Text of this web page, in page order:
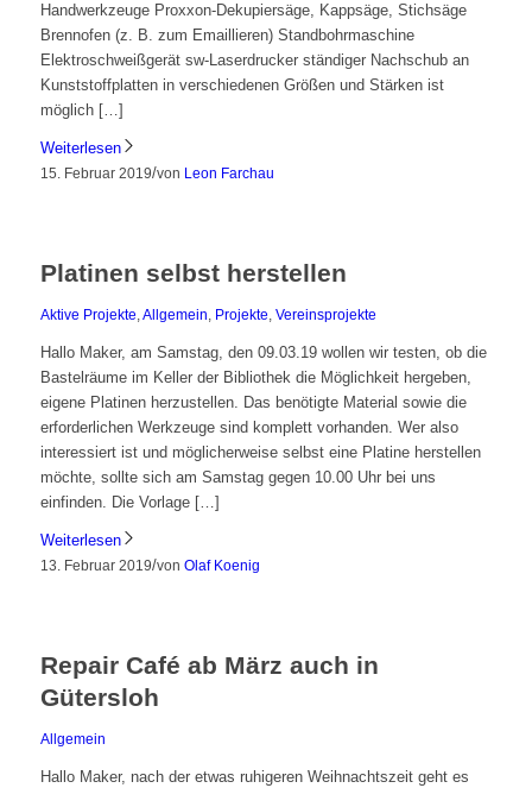
Handwerkzeuge Proxxon-Dekupiersäge, Kappsäge, Stichsäge
Brennofen (z. B. zum Emaillieren) Standbohrmaschine
Elektroschweißgerät sw-Laserdrucker ständiger Nachschub an
Kunststoffplatten in verschiedenen Größen und Stärken ist
möglich […]
Weiterlesen
15. Februar 2019/von Leon Farchau
Platinen selbst herstellen
Aktive Projekte Allgemein Projekte Vereinsprojekte
Hallo Maker, am Samstag, den 09.03.19 wollen wir testen, ob die
Bastelräume im Keller der Bibliothek die Möglichkeit hergeben,
eigene Platinen herzustellen. Das benötigte Material sowie die
erforderlichen Werkzeuge sind komplett vorhanden. Wer also
interessiert ist und möglicherweise selbst eine Platine herstellen
möchte, sollte sich am Samstag gegen 10.00 Uhr bei uns
einfinden. Die Vorlage […]
Weiterlesen
13. Februar 2019/von Olaf Koenig
Repair Café ab März auch in
Gütersloh
Allgemein
Hallo Maker, nach der etwas ruhigeren Weihnachtszeit geht es